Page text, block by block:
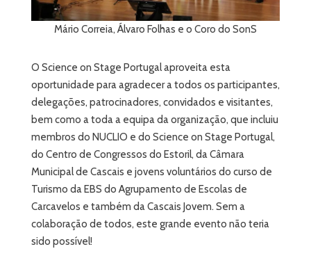
Mário Correia, Álvaro Folhas e o Coro do SonS
O Science on Stage Portugal aproveita esta
oportunidade para agradecer a todos os participantes,
delegações, patrocinadores, convidados e visitantes,
bem como a toda a equipa da organização, que incluiu
membros do NUCLIO e do Science on Stage Portugal,
do Centro de Congressos do Estoril, da Câmara
Municipal de Cascais e jovens voluntários do curso de
Turismo da EBS do Agrupamento de Escolas de
Carcavelos e também da Cascais Jovem. Sem a
colaboração de todos, este grande evento não teria
sido possível!